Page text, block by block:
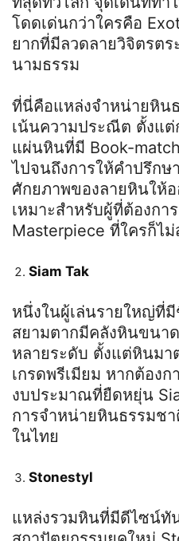
โดดเด่นกว่าใครคือ
ยากที่มีลวดลายวิจิตรตร
นามธรรม
ที่นี่คือแหล่งจำหน่ายหิน
เน้นความประณีต ตั้งแต่
แผ่นหินที่มี Book-match
ไปจนถึงการให้คำปรึก
ศักยภาพของลายหินให้
เหมาะสำหรับผู้ที่ต้องกา
Masterpiece ที่ใครก็ไ
Siam Tak
หนึ่งในผู้เล่นรายใหญ่ที่
สยามตากมีคลังหินขนา
หลายระดับ ตั้งแต่หินมา
เกรดพรีเมียม หากต้อง
งบประมาณที่ยืดหยุ่น
การจำหน่ายหินธรรมช
ในไทย
Stonestyl
แหล่งรวมหินที่มีดีไซน์ทั